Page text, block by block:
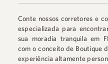
Conte nossos corretores e
especializada para
sua moradia tranquila em
com o conceito de Boutique
experiência altamente